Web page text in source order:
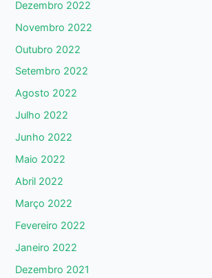
Dezembro 2022
Novembro 2022
Outubro 2022
Setembro 2022
Agosto 2022
Julho 2022
Junho 2022
Maio 2022
Abril 2022
Março 2022
Fevereiro 2022
Janeiro 2022
Dezembro 2021